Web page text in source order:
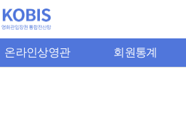
온라인상영관 회원통계